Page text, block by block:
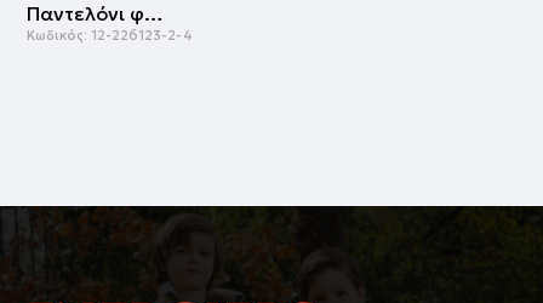
Παντελόνι φόρμας | ΜΑΡΕΝ
Κωδικός: 12-226123-2-4